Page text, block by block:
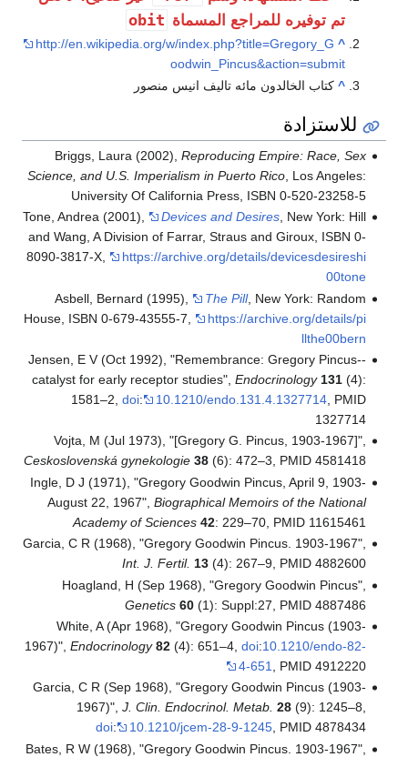
تم توفيره للمراجع المسماة obit
^
http://en.wikipedia.org/w/index.php?title=Gregory_G
oodwin_Pincus&action=submit
^ كتاب الخالدون مائه تاليف انيس منصور
للاستزادة
Briggs, Laura (2002), Reproducing Empire: Race, Sex
Science, and U.S. Imperialism in Puerto Rico, Los Angeles:
University Of California Press, ISBN 0-520-23258-5
Tone, Andrea (2001),
Devices and Desires, New York: Hill
and Wang, A Division of Farrar, Straus and Giroux, ISBN 0-
8090-3817-X,
https://archive.org/details/devicesdesireshi
00tone
Asbell, Bernard (1995),
The Pill, New York: Random
House, ISBN 0-679-43555-7
https://archive.org/details/pi
llthe00bern
Jensen, E V (Oct 1992), "Remembrance: Gregory Pincus--
catalyst for early receptor studies", Endocrinology 131(4):
1581–2, doi: 10.1210/endo.131.4.1327714, PMID
1327714
Vojta, M (Jul 1973), "[Gregory G. Pincus, 1903-1967]",
Ceskoslovenská gynekologie 38(6): 472–3, PMID 4581418
Ingle, D J (1971), "Gregory Goodwin Pincus, April 9, 1903-
August 22, 1967", Biographical Memoirs of the National
Academy of Sciences 42: 229–70, PMID 11615461
Garcia, C R (1968), "Gregory Goodwin Pincus. 1903-1967",
Int. J. Fertil. 13(4): 267–9, PMID 4882600
Hoagland, H (Sep 1968), "Gregory Goodwin Pincus",
Genetics 60(1): Suppl:27, PMID 4887486
White, A (Apr 1968), "Gregory Goodwin Pincus (1903-
1967)", Endocrinology 82(4): 651–4, doi:10.1210/endo-82-
4-651
, PMID 4912220
Garcia, C R (Sep 1968), "Gregory Goodwin Pincus (1903-
1967)", J. Clin. Endocrinol. Metab. 28(9): 1245–8,
doi: 10.1210/jcem-28-9-1245, PMID 4878434
Bates, R W (1968), "Gregory Goodwin Pincus. 1903-1967",